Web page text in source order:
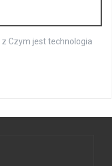
z Czym jest technologia